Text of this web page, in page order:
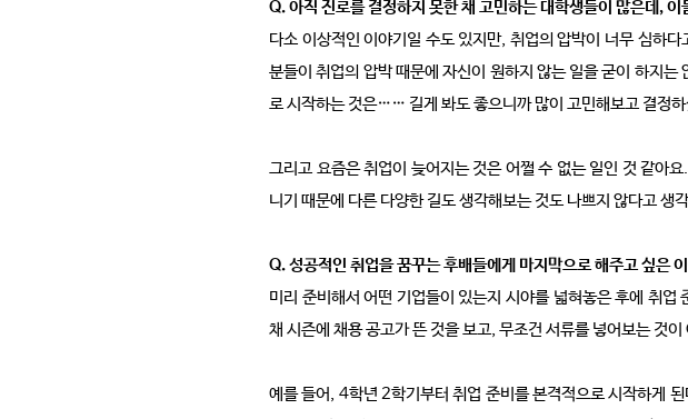
Q. 아직 진로를 결정하지 못한 채 고민하는 대학생들이 많은데,
다소 이상적인 이야기일 수도 있지만, 취업의 압박이 너무 심하
분들이 취업의 압박 때문에 자신이 원하지 않는 일을 굳이 하지
로 시작하는 것은…… 길게 봐도 좋으니까 많이 고민해보고 결정
그리고 요즘은 취업이 늦어지는 것은 어쩔 수 없는 일인 것 같아
니기 때문에 다른 다양한 길도 생각해보는 것도 나쁘지 않다고 생
Q. 성공적인 취업을 꿈꾸는 후배들에게 마지막으로 해주고 싶은
미리 준비해서 어떤 기업들이 있는지 시야를 넓혀놓은 후에 취
채 시즌에 채용 공고가 뜬 것을 보고, 무조건 서류를 넣어보는 것
예를 들어, 4학년 2학기부터 취업 준비를 본격적으로 시작하게